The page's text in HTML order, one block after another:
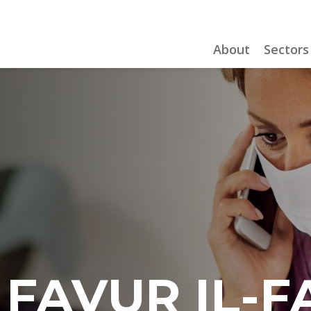
About Sectors
IL-